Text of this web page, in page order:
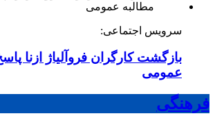
سرویس اجتماعی:
بازگشت کارگران فروآلیاژ ازنا
عمومی
فرهنگی